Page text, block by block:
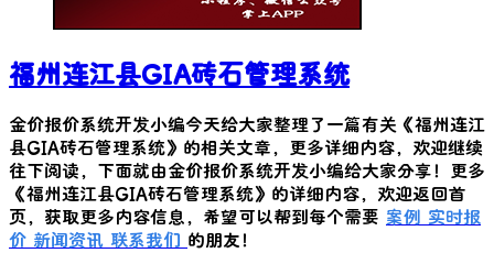
福州连江县GIA砖石管理系统
金价报价系统开发小编今天给大家整理了一篇有关《福州连江
县GIA砖石管理系统》的相关文章，更多详细内容，欢迎继续
往下阅读，下面就由金价报价系统开发小编给大家分享！更多
《福州连江县GIA砖石管理系统》的详细内容，欢迎返回首
页，获取更多内容信息，希望可以帮到每个需要 案例 实时报
价 新闻资讯 联系我们 的朋友！